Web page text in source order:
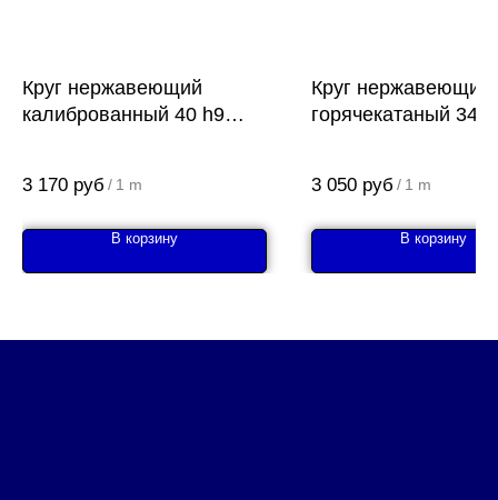
Круг нержавеющий
калиброванный 40 h9
3 170 руб / 1 m
В корзину
Круг нержавеющий
горячекатаный 34
3 050 руб / 1 m
В корзину